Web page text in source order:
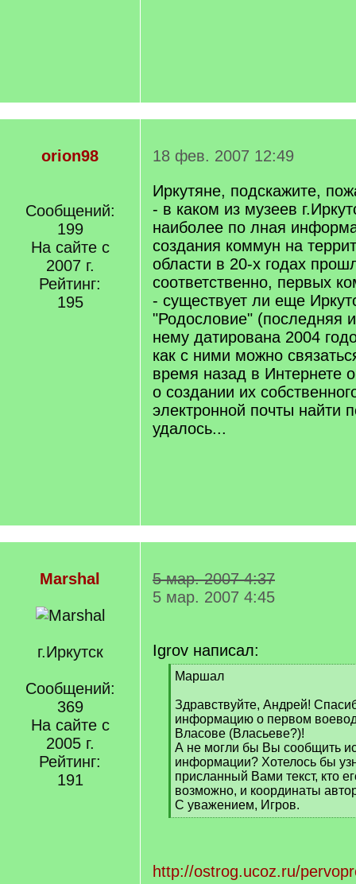
orion98
Сообщений:
199
На сайте с
2007 г.
Рейтинг:
195
18 фев. 2007 12:49
Иркутяне, подскажите,
- в каком из музеев
наиболее по лная
создания коммун на
области в 20-х годах
соответственно, первых
- существует ли еще
"Родословие" (последняя
нему датирована 2004
как с ними можно
время назад в Интернете
о создании их
электронной почты найти
удалось...
Marshal
г.Иркутск
Сообщений:
369
На сайте с
2005 г.
Рейтинг:
191
5 мар. 2007 4:37
5 мар. 2007 4:45
Igrov написал:
[
]
Маршал
Здравствуйте, Андрей!
информацию о первом
Власове (Власьеве?)!
А не могли бы Вы сообщить
информации? Хотелось бы
присланный Вами текст, кто
возможно, и координаты
С уважением, Игров.
[
http://ostrog.ucoz.ru/